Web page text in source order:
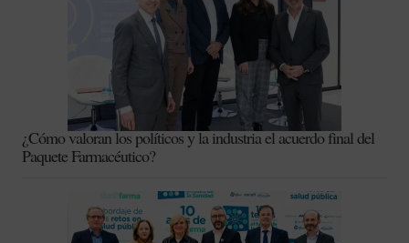
¿Cómo valoran los políticos y la industria el acuerdo final del
Paquete Farmacéutico?